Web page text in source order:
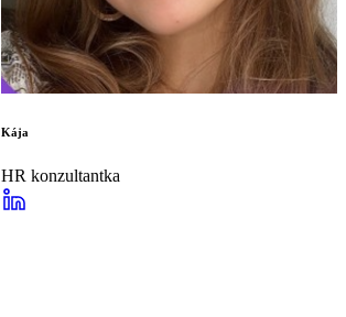
Kája
HR konzultantka